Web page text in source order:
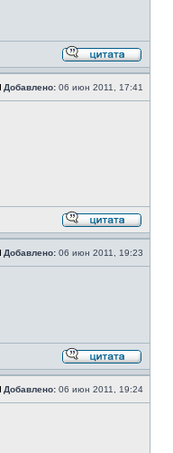
Добавлено: 06 июн 2011, 17:41
Добавлено: 06 июн 2011, 19:23
Добавлено: 06 июн 2011, 19:24